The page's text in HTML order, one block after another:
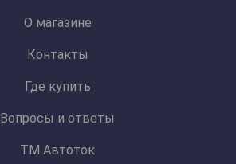
О магазине
Контакты
Где купить
Вопросы и ответы
ТМ Автоток